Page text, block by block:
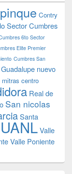
Contry
SectorCumbres
6to Sector
Elite Premier
Cumbres San
Guadalupe nuevo
mitras centro
Real de
San nicolas
Santa
UANLValle
Valle Poniente